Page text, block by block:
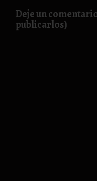
Deje un
publicarlos)